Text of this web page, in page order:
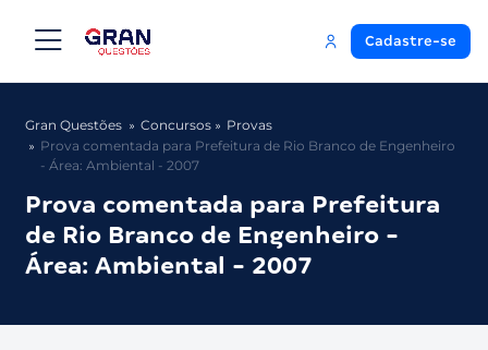
Cadastre-se
Gran Questões Concursos
Provas
Prova comentada para Prefeitura de Rio Branco de Engenheiro
- Área: Ambiental - 2007
Prova comentada para Prefeitura
de Rio Branco de Engenheiro -
Área: Ambiental - 2007